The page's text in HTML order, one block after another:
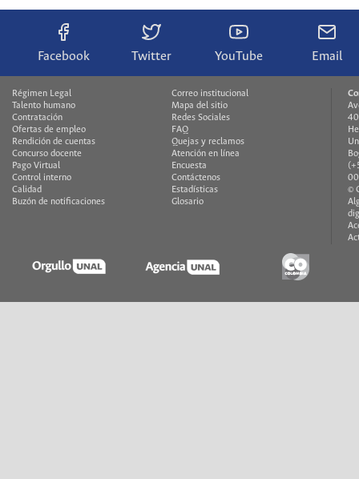
Facebook Twitter YouTube Email
Régimen Legal
Talento humano
Contratación
Ofertas de empleo
Rendición de cuentas
Concurso docente
Pago Virtual
Control interno
Calidad
Buzón de notificaciones
Correo institucional
Mapa del sitio
Redes Sociales
FAQ
Quejas y reclamos
Atención en línea
Encuesta
Contáctenos
Estadísticas
Glosario
©